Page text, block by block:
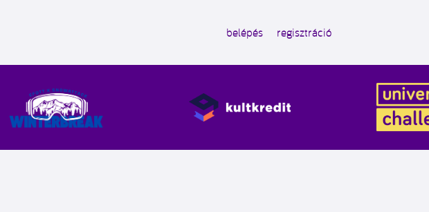
belépés regisztráció